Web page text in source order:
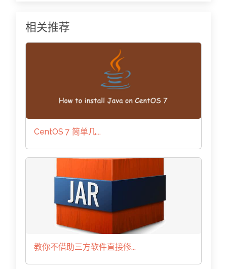
相关推荐
CentOS 7 简单几...
教你不借助三方软件直接修...